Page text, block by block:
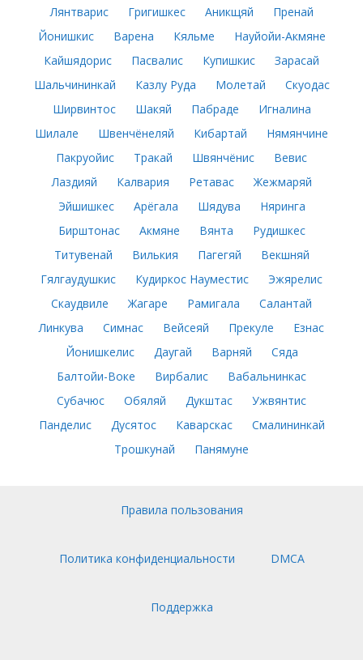
Лянтварис
Григишкес Аникщяй
Пренай
Йонишкис
Варена Кяльме
Науйойи-Акмяне
Кайшядорис
Пасвалис Купишкис
Зарасай
Шальчининкай
Казлу Руда Молетай
Скуодас
Ширвинтос
Шакяй Пабраде
Игналина
Шилале
Швенчёнеляй Кибартай
Нямянчине
Пакруойис
Тракай Швянчёнис
Вевис
Лаздияй
Калвария Ретавас
Жежмаряй
Эйшишкес
Арёгала Шядува
Няринга
Бирштонас
Акмяне Вянта
Рудишкес
Титувенай
Вилькия Пагегяй
Векшняй
Гялгаудушкис
Кудиркос Науместис
Эжярелис
Скаудвиле
Жагаре Рамигала
Салантай
Линкува
Симнас Вейсеяй Прекуле
Езнас
Йонишкелис
Даугай Варняй
Сяда
Балтойи-Воке
Вирбалис
Вабальнинкас
Субачюс
Обяляй Дукштас
Ужвянтис
Панделис
Дусятос Каварскас
Смалининкай
Трошкунай
Панямуне
Правила пользования
Политика конфиденциальности DMCA
Поддержка